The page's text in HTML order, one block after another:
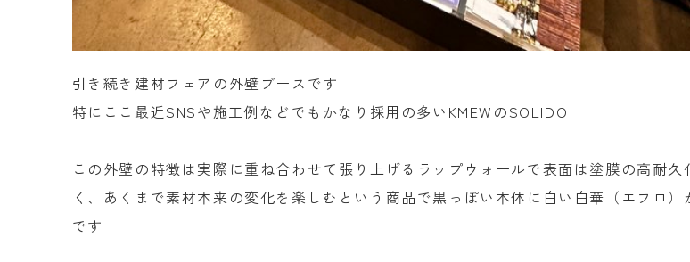
引き続き建材フェアの外壁ブースです
特にここ最近SNSや施工例などでもかなり採用の多いKMEWのSOLIDO
この外壁の特徴は実際に重ね合わせて張り上げるラップウォールで表面は塗膜の高耐久
く、あくまで素材本来の変化を楽しむという商品で黒っぽい本体に白い白華（エフロ
です